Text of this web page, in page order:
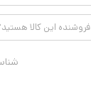
فروشنده این کالا